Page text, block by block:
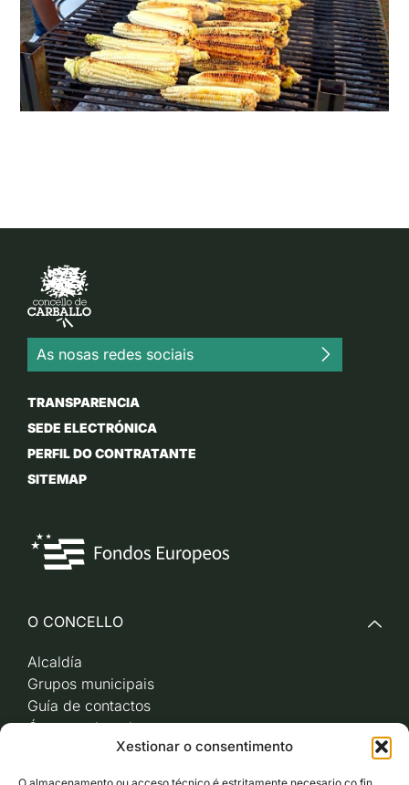
Xestionar o consentimento
As nosas redes sociais
TRANSPARENCIA
SEDE ELECTRÓNICA
PERFIL DO CONTRATANTE
SITEMAP
O CONCELLO
Alcaldía
Grupos municipais
Guía de contactos
Órganos de goberno
Acceso a videoactas